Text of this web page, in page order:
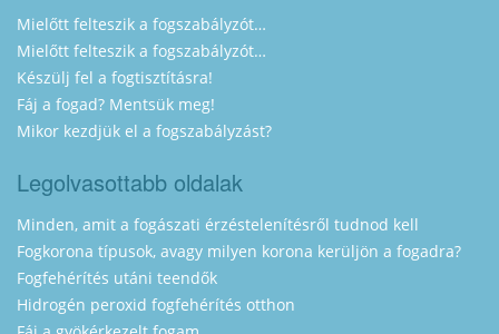
Mielőtt felteszik a fogszabályzót…
Mielőtt felteszik a fogszabályzót…
Készülj fel a fogtisztításra!
Fáj a fogad? Mentsük meg!
Mikor kezdjük el a fogszabályzást?
Legolvasottabb oldalak
Minden, amit a fogászati érzéstelenítésről tudnod kell
Fogkorona típusok, avagy milyen korona kerüljön a fogadra?
Fogfehérítés utáni teendők
Hidrogén peroxid fogfehérítés otthon